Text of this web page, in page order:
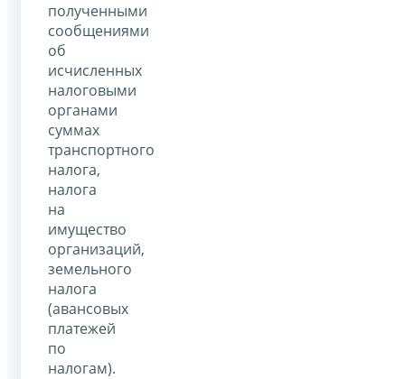
полученными
сообщениями
об
исчисленных
налоговыми
органами
суммах
транспортного
налога,
налога
на
имущество
организаций,
земельного
налога
(авансовых
платежей
по
налогам).